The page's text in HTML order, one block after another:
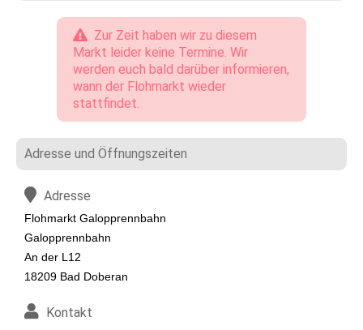
Zur Zeit haben wir zu diesem
Markt leider keine Termine. Wir
werden euch bald darüber informieren,
wann der Flohmarkt wieder
stattfindet.
Adresse und Öffnungszeiten
Adresse
Flohmarkt Galopprennbahn
Galopprennbahn
An der L12
18209 Bad Doberan
Kontakt